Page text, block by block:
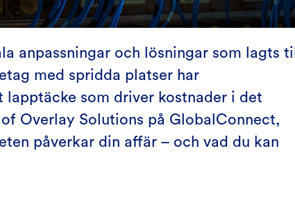
anpassningar och lösningar som lagts till
med spridda platser har
som driver kostnader i det
Overlay Solutions på GlobalConnect,
påverkar din affär – och vad du kan